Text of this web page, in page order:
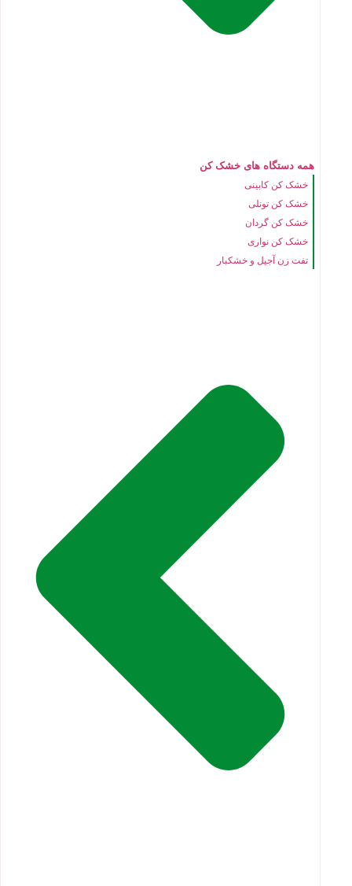
همه دستگاه های خشک کن
خشک کن کابینی
خشک کن تونلی
خشک کن گردان
خشک کن نواری
تفت زن آجیل و خشکبار